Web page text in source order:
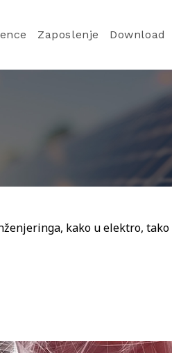
Zaposlenje Download
kako u elektro,